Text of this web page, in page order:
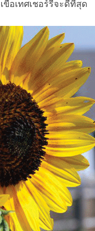
ขือเทศเชอร์รี่จะดีที่สุด